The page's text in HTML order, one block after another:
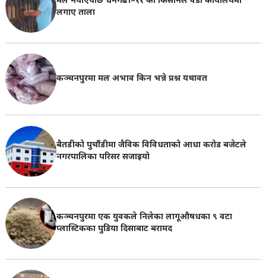
लगाए ताला
कञ्चनपुरमा मल अभाव किन भन्ने प्रश्न यथावत
बैतडीको पुर्चौडीमा जैविक विविधताको आधा करोड बजेटले
नगरपालिका परिसर सजाइयो
कञ्चनपुरमा एक युवकले निलेका लागूऔषधका ९ वटा
प्लास्टिकका पुडिया दिसाबाट बरामद